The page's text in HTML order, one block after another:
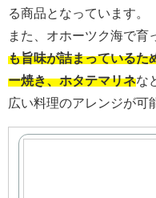
る商品となっています。
また、オホーツク海で育
も旨味が詰まっているた
ー焼き、ホタテマリネな
広い料理のアレンジが可